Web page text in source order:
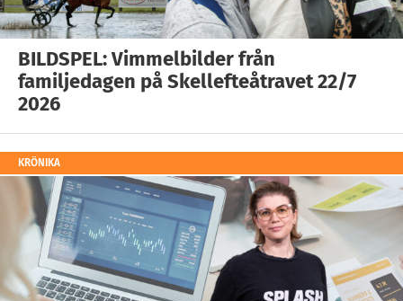
BILDSPEL: Vimmelbilder från
familjedagen på Skellefteåtravet 22/7
2026
KRÖNIKA